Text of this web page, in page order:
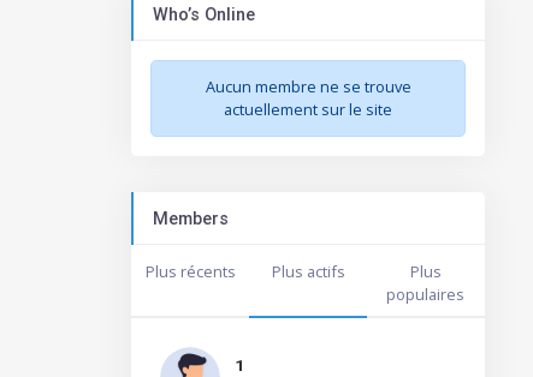
Who’s Online
Aucun membre ne se trouve
actuellement sur le site
Members
Plus récents Plus actifs
Plus
populaires
1